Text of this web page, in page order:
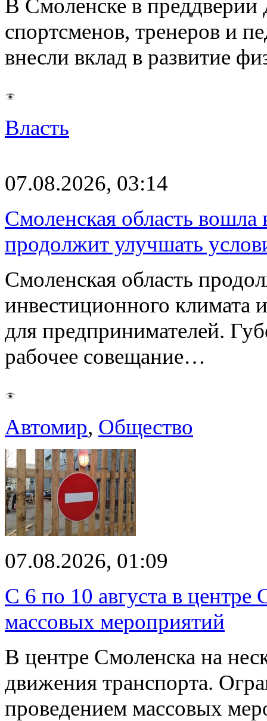
В Смоленске в преддверии
спортсменов, тренеров и
внесли вклад в развитие
Власть
07.08.2026, 03:14
Смоленская область
продолжит улучшать
Смоленская область
инвестиционного климата
для предпринимателей.
рабочее совещание…
Автомир, Общество
07.08.2026, 01:09
С 6 по 10 августа в центре
массовых мероприятий
В центре Смоленска на
движения транспорта.
проведением массовых